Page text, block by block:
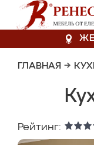
ГЛАВНАЯ →
Рейтинг: